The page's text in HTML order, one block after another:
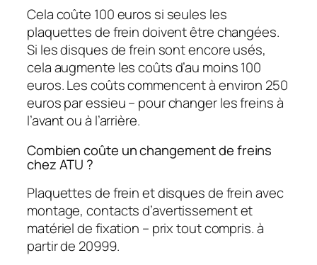
Cela coûte 100 euros si seules les
plaquettes de frein doivent être changées.
Si les disques de frein sont encore usés,
cela augmente les coûts d’au moins 100
euros. Les coûts commencent à environ 250
euros par essieu – pour changer les freins à
l’avant ou à l’arrière.
Combien coûte un changement de freins
chez ATU ?
Plaquettes de frein et disques de frein avec
montage, contacts d’avertissement et
matériel de fixation – prix tout compris. à
partir de 20999.